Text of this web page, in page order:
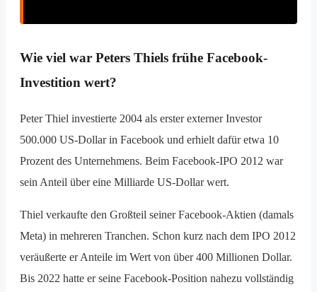
Wie viel war Peters Thiels frühe Facebook-
Investition wert?
Peter Thiel investierte 2004 als erster externer Investor
500.000 US-Dollar in Facebook und erhielt dafür etwa 10
Prozent des Unternehmens. Beim Facebook-IPO 2012 war
sein Anteil über eine Milliarde US-Dollar wert.
Thiel verkaufte den Großteil seiner Facebook-Aktien (damals
Meta) in mehreren Tranchen. Schon kurz nach dem IPO 2012
veräußerte er Anteile im Wert von über 400 Millionen Dollar.
Bis 2022 hatte er seine Facebook-Position nahezu vollständig